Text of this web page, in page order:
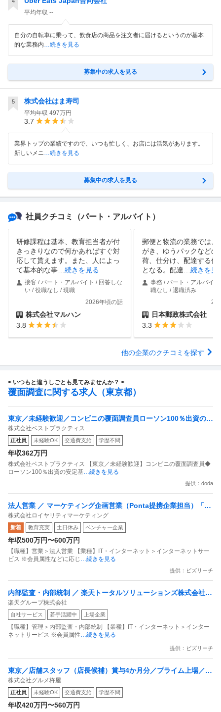
平均年収 --
自分の自転車に乗って、飲食店の商品を注文者に届けるというのが基本
的な業務内…続きを見る
募集中の求人を見る
5 株式会社はま寿司
平均年収 497万円
3.7
業界トップの業績ですので、いつも忙しく、お店には活気があります。
新しいメニ…続きを見る
募集中の求人を見る
社員クチコミ （パート・アルバイト）
研修課程は基本、教育担当者が付
きっきりなので何かあればすぐ対
応して貰えます。また、人によっ
て基本的な事…続きを見る
接客 / パート・アルバイト / 回答しな
い / 役職なし / 現職
2026年頃の話
株式会社マルハン
3.8
郵便と物流の業務では、
がき、ゆうパックなどの
荷、仕分け、配達する仕
となる。配達…続きを見
事務 / パート・アルバイ
職なし / 退職済み
日本郵政株式会社
3.3
他の企業のクチコミを探す
< いつもと違うしごとも見てみませんか？ >
覆面調査に関する求人（東京都）
東京／未経験歓迎／コンビニの覆面調査員ローソン100％出資の安
定基盤／月５日在宅／残業月10時間
株式会社ベストプラクティス
正社員 未経験OK 交通費支給 学歴不問
年収362万円
株式会社ベストプラクティス 【東京／未経験歓迎】コンビニの覆面調査員◆
ローソン100％出資の安定基…続きを見る
提供：doda
法人営業 ／ マーケティング企画営業（Ponta提携企業担当）「国
内最大級の共通ポイントサービスを展開／無駄のない消費社会を
目指すデータマーケティングカンパニー」
株式会社ロイヤリティマーケティング
新着 教育充実 土日休み ベンチャー企業
年収500万円〜600万円
【職種】営業＞法人営業 【業種】IT・インターネット＞インターネットサー
ビス ※会員属性などに応じ …続きを見る
提供：ビズリーチ
内部監査・内部統制 ／ 楽天トータルソリューションズ株式会社
戦略事業コンプライアンス支援部 業務統制支援課：ショップコン
プライアンス推進担当（SBCSD）
楽天グループ株式会社
自社サービス 若手活躍中 上場企業
【職種】管理＞内部監査・内部統制 【業種】IT・インターネット＞インター
ネットサービス ※会員属性…続きを見る
提供：ビズリーチ
東京／店舗スタッフ（店長候補）賞与4か月分／プライム上場／残
業月15H以下／新店オープン多数
株式会社グルメ杵屋
正社員 未経験OK 交通費支給 学歴不問
年収420万円〜560万円